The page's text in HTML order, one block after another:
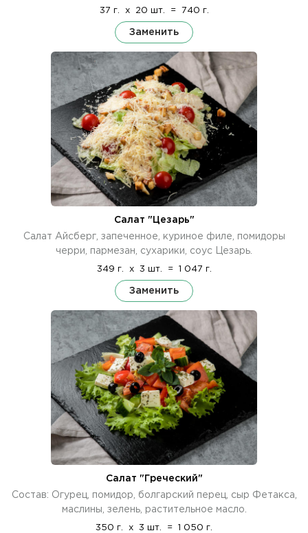
37 г. x 20 шт. = 740 г.
Заменить
Салат "Цезарь"
Салат Айсберг, запеченное, куриное филе, помидоры
черри, пармезан, сухарики, соус Цезарь.
349 г. x 3 шт. = 1 047 г.
Заменить
Салат "Греческий"
Состав: Огурец, помидор, болгарский перец, сыр Фетакса,
маслины, зелень, растительное масло.
350 г. x 3 шт. = 1 050 г.